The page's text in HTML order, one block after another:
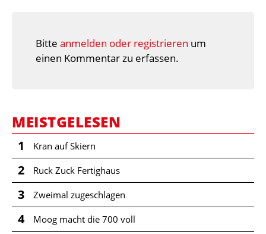
Bitte anmelden oder registrieren um
einen Kommentar zu erfassen.
MEISTGELESEN
1 Kran auf Skiern
2 Ruck Zuck Fertighaus
3 Zweimal zugeschlagen
4 Moog macht die 700 voll